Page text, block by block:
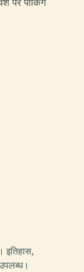
पर पार्किंग
इतिहास,